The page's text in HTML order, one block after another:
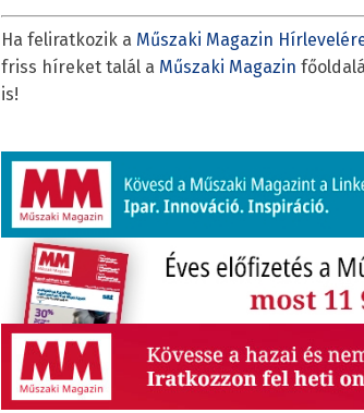
Ha feliratkozik a Műszaki Magazin
friss híreket talál a Műszaki Magazin
is!